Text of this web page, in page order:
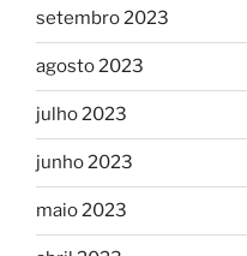
setembro 2023
agosto 2023
julho 2023
junho 2023
maio 2023